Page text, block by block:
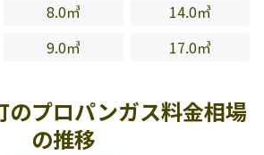
8.0㎥
14.0㎥
9.0㎥ 17.0㎥
のプロパンガス料金相場
の推移